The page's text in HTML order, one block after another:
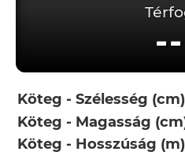
Köteg - Szélesség (cm)
Köteg - Magasság
Köteg - Hosszúság (m)